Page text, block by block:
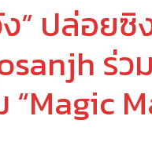
” ปล่อยซิ
ร่ว